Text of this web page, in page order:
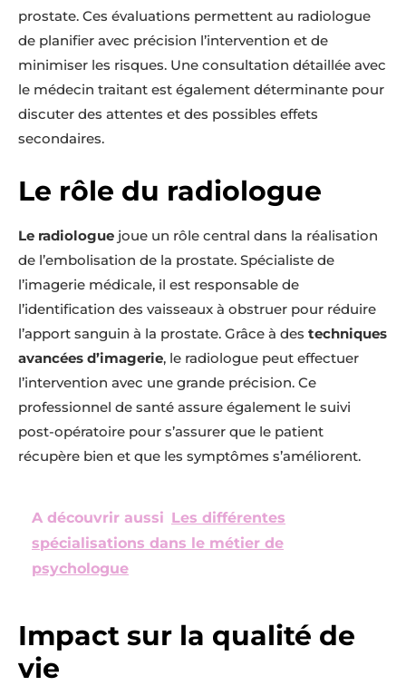
prostate. Ces évaluations permettent au radiologue
de planifier avec précision l’intervention et de
minimiser les risques. Une consultation détaillée avec
le médecin traitant est également déterminante pour
discuter des attentes et des possibles effets
secondaires.
Le rôle du radiologue
Le radiologue joue un rôle central dans la réalisation
de l’embolisation de la prostate. Spécialiste de
l’imagerie médicale, il est responsable de
l’identification des vaisseaux à obstruer pour réduire
l’apport sanguin à la prostate. Grâce à des techniques
avancées d’imagerie, le radiologue peut effectuer
l’intervention avec une grande précision. Ce
professionnel de santé assure également le suivi
post-opératoire pour s’assurer que le patient
récupère bien et que les symptômes s’améliorent.
A découvrir aussi Les différentes
spécialisations dans le métier de
psychologue
Impact sur la qualité de
vie